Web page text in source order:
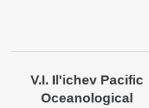
V.I. Il'ichev Pacific
Oceanological